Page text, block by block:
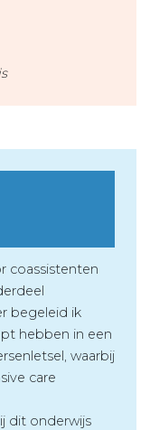
coassistenten
begeleid ik
hebben in een
waarbij
care
dit onderwijs